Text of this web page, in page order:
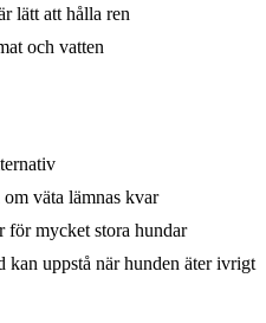
lätt att hålla ren
och vatten
väta lämnas kvar
för mycket stora hundar
kan uppstå när hunden äter ivrigt